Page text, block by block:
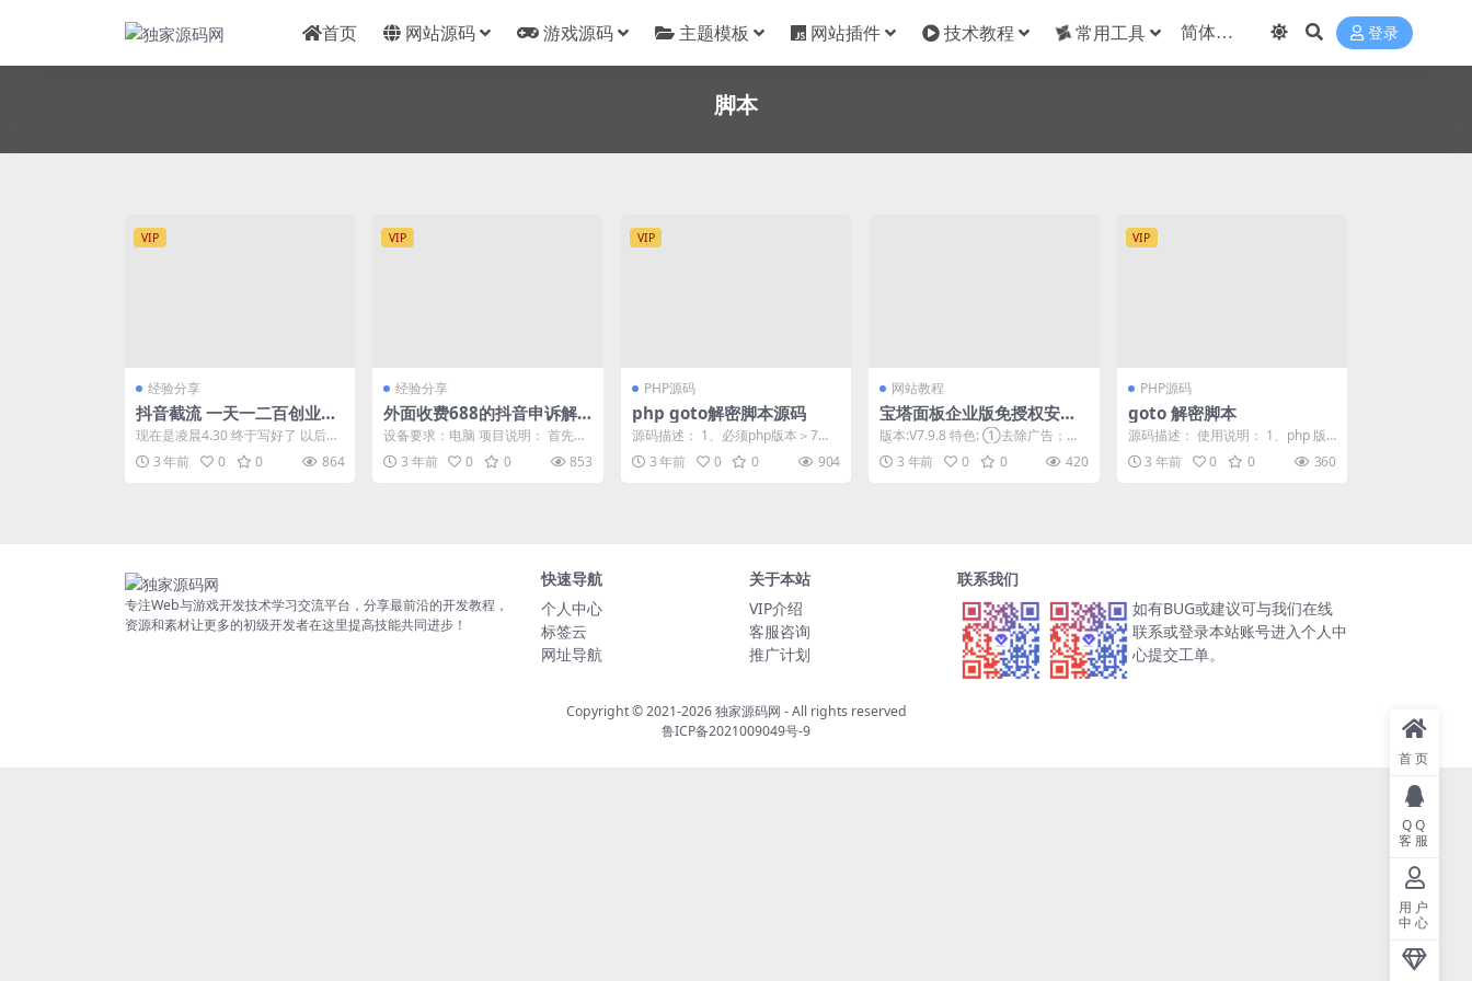
首页 网站源码 游戏源码 主题模板 网站插件 技术教程 常用工具 登录
脚本
VIP
经验分享
抖音截流 一天一二百创业粉
等精准粉 附脚本
现在是凌晨4.30 终于写好了 以后项
目禅会多很多能实操的脚本和项目
引流创业粉...
3 年前 0 0 864
VIP
经验分享
外面收费688的抖音申诉解
封脚本，号称成功率百分百
【永久脚本+详细教程】
设备要求：电脑 项目说明： 首先，
本站仅作项目分享，需要解释说明
的是，市面上不存...
3 年前 0 0 853
VIP
PHP源码
php goto解密脚本源码
源码描述： 1、必须php版本＞7
2、被加密的文件放到decodeFile文
件...3 年前 0 0 904
网站教程
宝塔面板企业版免授权安装
脚本
版本:V7.9.8 特色: ①去除广告；
②去除了添加站点默认生成的垃圾
文件； ...
3 年前 0 0 420
VIP
PHP源码
goto 解密脚本
源码描述： 使用说明： 1、php 版
本需要大于 7 2、需要解密的文件放
到 d...3 年前 0 0 360
专注Web与游戏开发技术学习交流平台，分享最前沿的开发教程，
资源和素材让更多的初级开发者在这里提高技能共同进步！
快速导航
个人中心
标签云
网址导航
关于本站
VIP介绍
客服咨询
推广计划
联系我们
如有BUG或建议可与我们在线
联系或登录本站账号进入个人中
心提交工单。
Copyright © 2021-2026独家源码网 - All rights reserved
鲁ICP备2021009049号-9
首页
QQ
客服
用户
中心